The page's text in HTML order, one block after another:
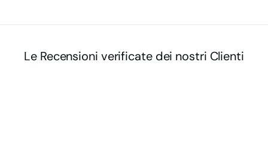
Le Recensioni verificate dei nostri Clienti